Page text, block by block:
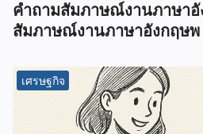
คําถามสัมภาษณ์งานภาษา
สัมภาษณ์งานภาษาอังกฤษพ
เศรษฐกิจ